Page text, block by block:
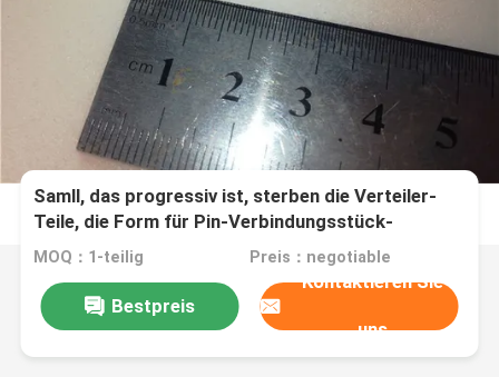
Samll, das progressiv ist, sterben die Verteiler-
Teile, die Form für Pin-Verbindungsstück-
Komponenten stempeln
MOQ：1-teilig Preis：negotiable
Bestpreis
Kontaktieren Sie
uns